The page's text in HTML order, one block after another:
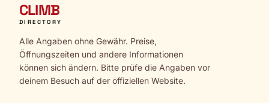
CLIMB
DIRECTORY
Alle Angaben ohne Gewähr. Preise,
Öffnungszeiten und andere Informationen
können sich ändern. Bitte prüfe die Angaben vor
deinem Besuch auf der offiziellen Website.